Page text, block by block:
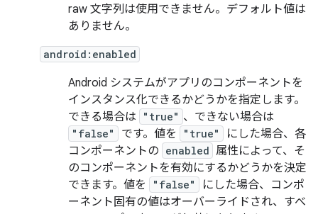
raw 文字列は使用できません。デフォルト値は
ありません。
android:enabled
Android システムがアプリのコンポーネントを
インスタンス化できるかどうかを指定します。
できる場合は
"true" 、できない場合は
"false" です。値を "true"
にした場合、各
コンポーネントの enabled 属性によって、そ
のコンポーネントを有効にするかどうかを決定
できます。値を
"false"
にした場合、コンポ
ーネント固有の値はオーバーライドされ、すべ